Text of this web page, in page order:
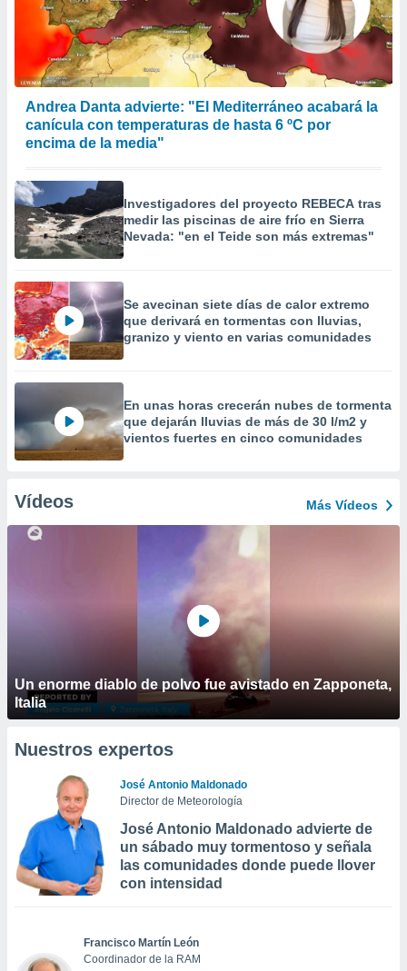
Andrea Danta advierte: "El Mediterráneo acabará la
canícula con temperaturas de hasta 6 ºC por
encima de la media"
Investigadores del proyecto REBECA tras
medir las piscinas de aire frío en Sierra
Nevada: "en el Teide son más extremas"
Se avecinan siete días de calor extremo
que derivará en tormentas con lluvias,
granizo y viento en varias comunidades
En unas horas crecerán nubes de tormenta
que dejarán lluvias de más de 30 l/m2 y
vientos fuertes en cinco comunidades
Vídeos Más Vídeos
Un enorme diablo de polvo fue avistado en Zapponeta,
Italia
Nuestros expertos
José Antonio Maldonado
Director de Meteorología
José Antonio Maldonado advierte de
un sábado muy tormentoso y señala
las comunidades donde puede llover
con intensidad
Francisco Martín León
Coordinador de la RAM